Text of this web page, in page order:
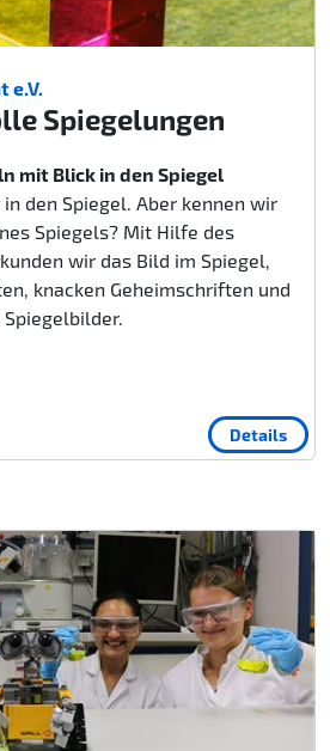
e.V.
Spiegelungen
mit Blick in den Spiegel
den Spiegel. Aber kennen wir
Spiegels? Mit Hilfe des
wir das Bild im Spiegel,
knacken Geheimschriften und
Details